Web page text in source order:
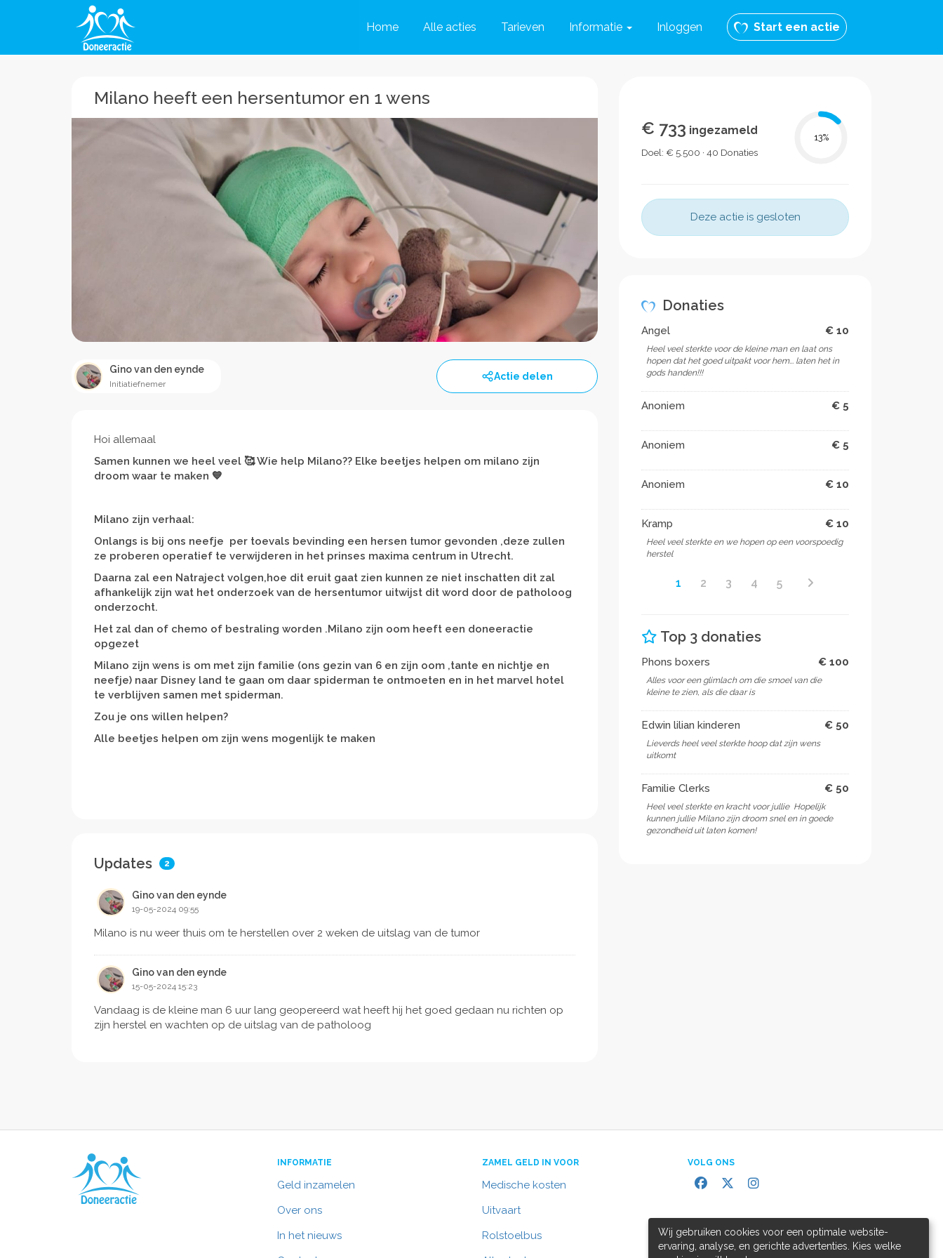
Home Alle acties Tarieven Informatie Inloggen Start een actie
Milano heeft een hersentumor en 1 wens
Gino van den eynde
Initiatiefnemer
Actie delen
Hoi allemaal
Samen kunnen we heel veel 🥰 Wie help Milano?? Elke beetjes helpen om milano zijn
droom waar te maken 💙
Milano zijn verhaal:
Onlangs is bij ons neefje per toevals bevinding een hersen tumor gevonden ,deze zullen
ze proberen operatief te verwijderen in het prinses maxima centrum in Utrecht.
Daarna zal een Natraject volgen,hoe dit eruit gaat zien kunnen ze niet inschatten dit zal
afhankelijk zijn wat het onderzoek van de hersentumor uitwijst dit word door de patholoog
onderzocht.
Het zal dan of chemo of bestraling worden .Milano zijn oom heeft een doneeractie
opgezet
Milano zijn wens is om met zijn familie (ons gezin van 6 en zijn oom ,tante en nichtje en
neefje) naar Disney land te gaan om daar spiderman te ontmoeten en in het marvel hotel
te verblijven samen met spiderman.
Zou je ons willen helpen?
Alle beetjes helpen om zijn wens mogenlijk te maken
Updates 2
Gino van den eynde
19-05-2024 09:55
Milano is nu weer thuis om te herstellen over 2 weken de uitslag van de tumor
Gino van den eynde
15-05-2024 15:23
Vandaag is de kleine man 6 uur lang geopereerd wat heeft hij het goed gedaan nu richten op
zijn herstel en wachten op de uitslag van de patholoog
€ 733 ingezameld
Doel: € 5.500 · 40 Donaties
13%
Deze actie is gesloten
Donaties
Angel € 10
Heel veel sterkte voor de kleine man en laat ons
hopen dat het goed uitpakt voor hem... laten het in
gods handen!!!
Anoniem € 5
Anoniem € 5
Anoniem € 10
Kramp € 10
Heel veel sterkte en we hopen op een voorspoedig
herstel
1 2 3 4 5
Top 3 donaties
Phons boxers € 100
Alles voor een glimlach om die smoel van die
kleine te zien, als die daar is
Edwin lilian kinderen € 50
Lieverds heel veel sterkte hoop dat zijn wens
uitkomt
Familie Clerks € 50
Heel veel sterkte en kracht voor jullie ️ Hopelijk
kunnen jullie Milano zijn droom snel en in goede
gezondheid uit laten komen!
INFORMATIE
Geld inzamelen
Over ons
In het nieuws
ZAMEL GELD IN VOOR
Medische kosten
Uitvaart
Rolstoelbus
VOLG ONS
Wij gebruiken cookies voor een optimale website-
ervaring, analyse, en gerichte advertenties. Kies welke